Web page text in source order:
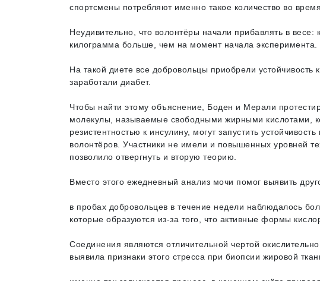
спортсмены потребляют именно такое количество во
Неудивительно, что волонтёры начали прибавлять в
килограмма больше, чем на момент начала эксперимента.
На такой диете все добровольцы приобрели устойчивость
заработали диабет.
Чтобы найти этому объяснение, Боден и Мерали
молекулы, называемые свободными жирными кислотами,
резистентностью к инсулину, могут запустить
волонтёров. Участники не имели и повышенных уровней
позволило отвергнуть и вторую теорию.
Вместо этого ежедневный анализ мочи помог выявить
в пробах добровольцев в течение недели наблюдалось
которые образуются из-за того, что активные формы
Соединения являются отличительной чертой
выявила признаки этого стресса при биопсии жировой